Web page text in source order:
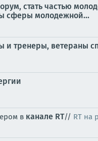
стать частью
сферы молодежной...
тренеры, ветераны
в канале RT// RT на